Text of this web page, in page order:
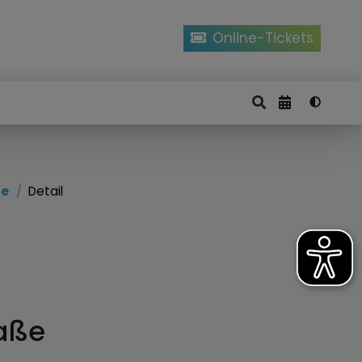
Online-Tickets
Detail